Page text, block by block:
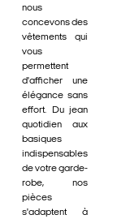
nous
concevons des
vêtements qui
vous
permettent
d'afficher une
élégance sans
effort. Du jean
quotidien aux
basiques
indispensables
de votre garde-
robe, nos
pièces
s'adaptent à